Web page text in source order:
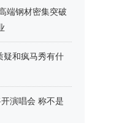
端钢材密集突破
疑和疯马秀有什
演唱会 称不是